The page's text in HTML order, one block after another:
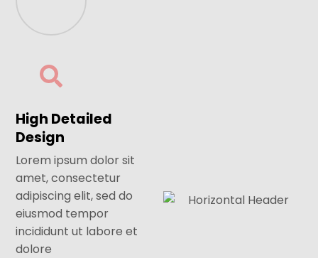
High Detailed
Design
Lorem ipsum dolor sit
amet, consectetur
adipiscing elit, sed do
eiusmod tempor
incididunt ut labore et
dolore